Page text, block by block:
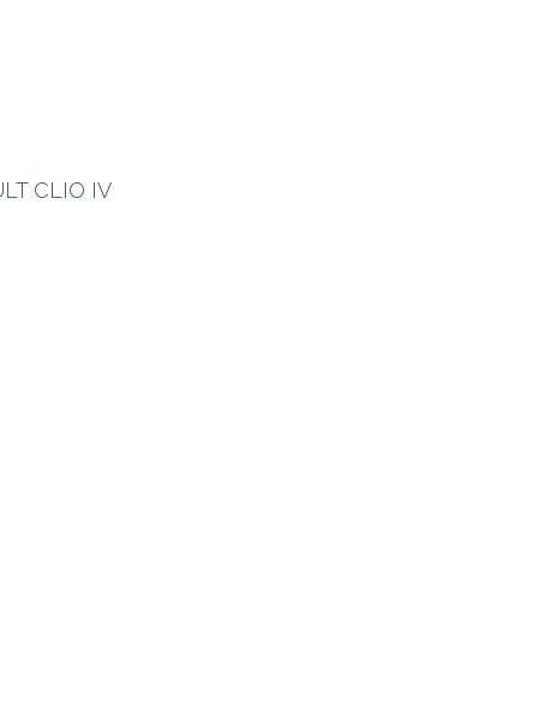
CLIO IV